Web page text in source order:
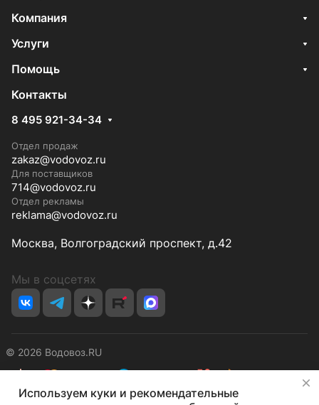
Компания
Услуги
Помощь
Контакты
8 495 921-34-34
Отдел продаж
zakaz@vodovoz.ru
Для поставщиков
714@vodovoz.ru
Отдел рекламы
reklama@vodovoz.ru
Москва, Волгоградский проспект, д.42
Мы в соцсетях
© 2026 Водовоз.RU
КонфиденциальностьОферта
Используем куки и рекомендательные